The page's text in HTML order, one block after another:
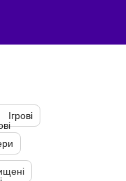
Ігрові